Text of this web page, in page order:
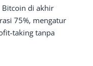
Bitcoin di akhir
75%, mengatur
taking tanpa